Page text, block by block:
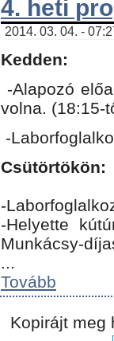
4. heti
2014. 03. 04. -
Kedden:
-Alapozó
volna. (18:15-
-
Csütörtökön:
-
-Helyette
Munkácsy-
...
Tovább
Kopirájt meg